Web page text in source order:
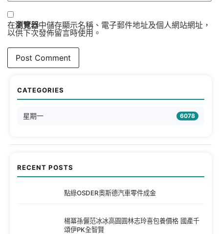
在瀏覽器中儲存顯示名稱、電子郵件地址及個人網站網址，
以供下次發佈留言時使用。
CATEGORIES
星期一 6078
RECENT POSTS
點綠OSDER奧斯德汽車零件成金
楊冪孫儷范冰冰高圓圓林志玲喜包養價格 國產千
頌伊PK全智賢